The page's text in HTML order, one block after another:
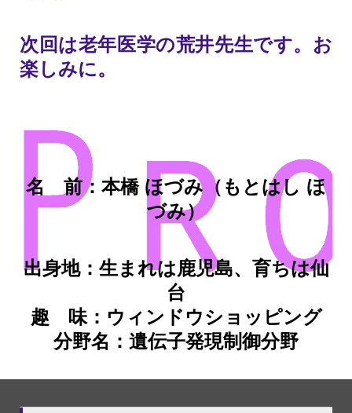
次回は老年医学の荒井先生です。お
楽しみに。
名 前：本橋 ほづみ（もとはし ほ
づみ）
出身地：生まれは鹿児島、育ちは仙
台
趣 味：ウィンドウショッピング
分野名：遺伝子発現制御分野